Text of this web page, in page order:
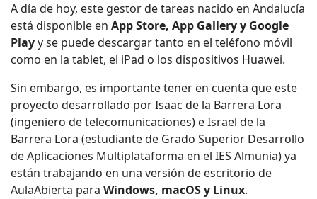
A día de hoy, este gestor de tareas nacido en Andalucía
está disponible en AppStore, App Gallery y Google
Playy se puede descargar tanto en el teléfono móvil
como en la tablet, el iPad o los dispositivos Huawei.
Sin embargo, es importante tener en cuenta que este
proyecto desarrollado por Isaac de la Barrera Lora
(ingeniero de telecomunicaciones) e Israel de la
Barrera Lora (estudiante de Grado Superior Desarrollo
de Aplicaciones Multiplataforma en el IES Almunia) ya
están trabajando en una versión de escritorio de
AulaAbierta para Windows, macOS y Linux.